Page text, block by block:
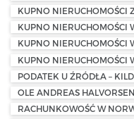
KUPNO NIERUCHOMOŚCI
KUPNO NIERUCHOMOŚCI
KUPNO NIERUCHOMOŚCI
KUPNO NIERUCHOMOŚCI
PODATEK U ŹRÓDŁA –
OLE ANDREAS HALVORSEN
RACHUNKOWOŚĆ W